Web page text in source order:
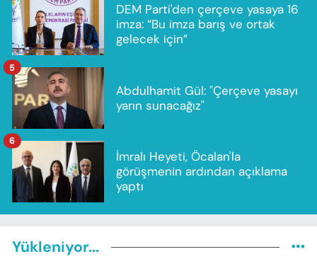
DEM Parti'den çerçeve yasaya 16
imza: “Bu imza barış ve ortak
gelecek için”
Abdulhamit Gül: "Çerçeve yasayı
yarın sunacağız"
5
İmralı Heyeti, Öcalan'la
görüşmenin ardından açıklama
yaptı
6
Yükleniyor...